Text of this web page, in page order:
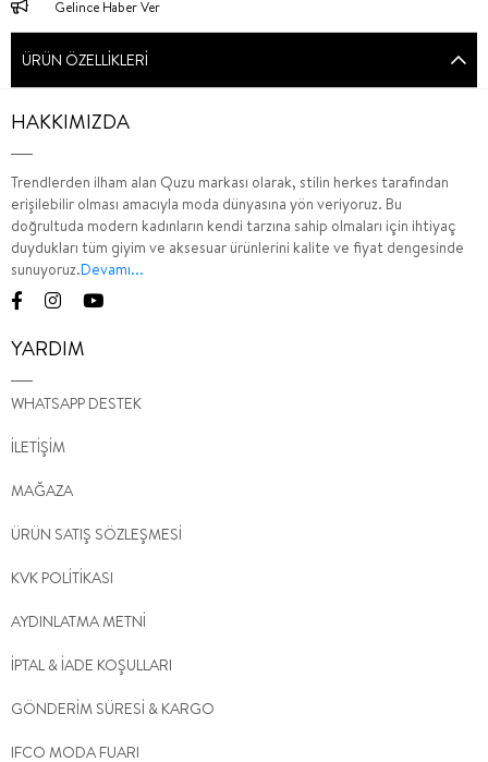
Gelince Haber Ver
ÜRÜN ÖZELLIKLERI
HAKKIMIZDA
Trendlerden ilham alan Quzu markası olarak, stilin herkes tarafından
erişilebilir olması amacıyla moda dünyasına yön veriyoruz. Bu
doğrultuda modern kadınların kendi tarzına sahip olmaları için ihtiyaç
duydukları tüm giyim ve aksesuar ürünlerini kalite ve fiyat dengesinde
sunuyoruz.Devamı...
YARDIM
WHATSAPP DESTEK
İLETİŞİM
MAĞAZA
ÜRÜN SATIŞ SÖZLEŞMESİ
KVK POLİTİKASI
AYDINLATMA METNİ
İPTAL & İADE KOŞULLARI
GÖNDERİM SÜRESİ & KARGO
IFCO MODA FUARI